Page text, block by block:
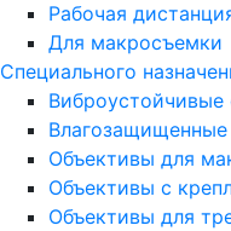
Рабочая
Для макросъемки
Специального
Виброустойчивые
Объективы для
Объективы с
Объективы для